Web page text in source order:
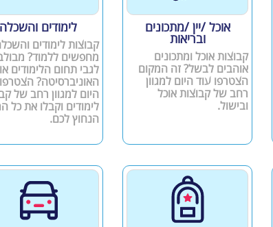
אוכל /יין /מתכונים
ובריאות
קבוצות אוכל ומתכונים
אוהבים לבשל? זה המקום
הצטרפו עוד היום למגוון
רחב של קבוצות אוכל
ובישול.
לימודים והשכלה
קבוצות לימודים
מחפשים ללמוד?
לגבי תחום הלימודים
האוניברסיטה?
היום למגוון רחב של
לימודים וקבלו את כל
הנחוץ לכם.